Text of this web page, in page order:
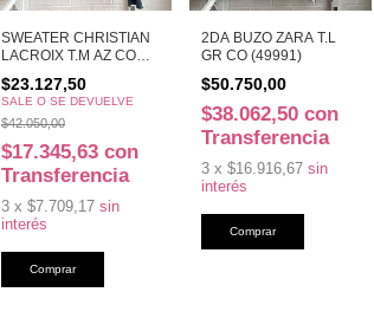
SWEATER CHRISTIAN
LACROIX T.M AZ CO
(49996)
$23.127,50
SALE O SE DEVUELVE
$42.050,00
$17.345,63 con
Transferencia
3 x $7.709,17 sin
interés
2DA BUZO ZARA T.L
GR CO (49991)
$50.750,00
$38.062,50 con
Transferencia
3 x $16.916,67 sin
interés